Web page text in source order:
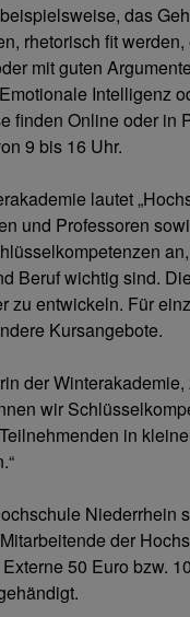
das
rhetorisch fit
mit guten
Intelligenz
finden Online oder in
9 bis 16 Uhr.
lautet
und Professoren
Beruf wichtig sind.
zu entwickeln. Für
Kursangebote.
der
wir
in
Niederrhein
der
50 Euro bzw.